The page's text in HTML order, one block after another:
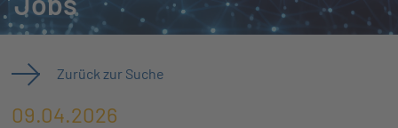
Zurück zur Suche
09.04.2026